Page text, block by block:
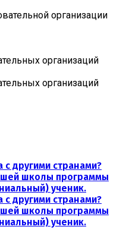
организации
организаций
организаций
другими странами?
школы программы
ученик.
другими странами?
школы программы
ученик.